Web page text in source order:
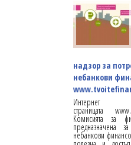
надзор за
небанкови
Интернет
страницата
Комисията за
предназначена
небанкови